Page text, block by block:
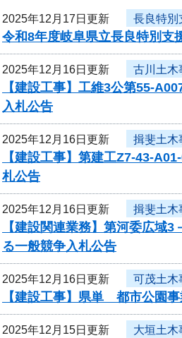
2025年12月17日更新 長良特別
令和8年度岐阜県立長良特別支
2025年12月16日更新 古川土木
【建設工事】工維3公第55-
入札公告
2025年12月16日更新 揖斐土木
【建設工事】第建工Z7-43-
札公告
2025年12月16日更新 揖斐土木
【建設関連業務】第河委広
る一般競争入札公告
2025年12月16日更新 可茂土木
【建設工事】県単 都市公園
2025年12月15日更新 大垣土木